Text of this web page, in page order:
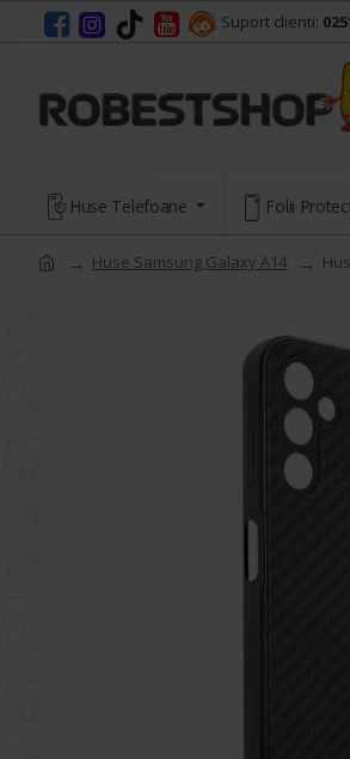
Suport clienti:
Huse Telefoane Folii
Huse Samsung Galaxy A14